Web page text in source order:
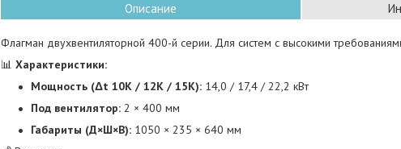
Описание
Флагман двухвентиляторной 400-й серии. Для систем с высокими
📊 Характеристики:
Мощность (Δt 10K / 12K / 15K): 14,0 / 17,4 / 22,2 кВт
Под вентилятор: 2 × 400 мм
Габариты (Д×Ш×В): 1050 × 235 × 640 мм